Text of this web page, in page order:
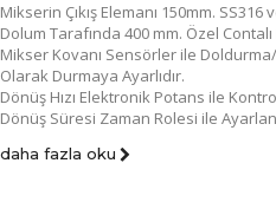
Mikserin Çıkış Elemanı 150mm.
Dolum Tarafında 400 mm. Özel
Mikser Kovanı Sensörler ile
Olarak Durmaya Ayarlıdır.
Dönüş Hızı Elektronik Potans ile
Dönüş Süresi Zaman Rolesi ile
daha fazla oku